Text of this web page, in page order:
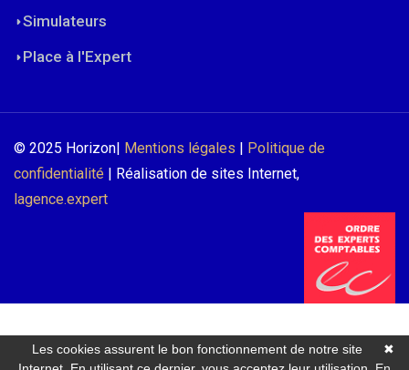
Simulateurs
Place à l'Expert
© 2025 Horizon| Mentions légales
Politique de
confidentialité | Réalisation de sites Internet,
lagence.expert
✖
Les cookies assurent le bon fonctionnement de notre site